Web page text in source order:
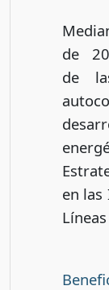
de
de
en las